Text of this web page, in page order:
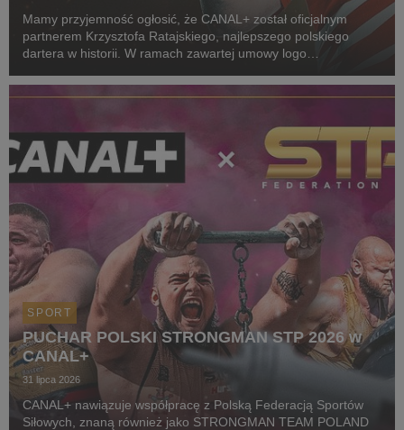
Mamy przyjemność ogłosić, że CANAL+ został oficjalnym
partnerem Krzysztofa Ratajskiego, najlepszego polskiego
dartera w historii. W ramach zawartej umowy logo
startowych naszego zawodnika podczas
SPORT
PUCHAR POLSKI STRONGMAN STP 2026 w
CANAL+
31 lipca 2026
CANAL+ nawiązuje współpracę z Polską Federacją Sportów
Siłowych, znaną również jako STRONGMAN TEAM POLAND